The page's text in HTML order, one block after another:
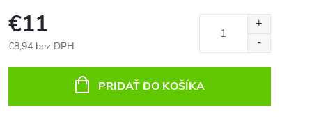
€11
€8,94 bez DPH
PRIDAŤ DO KOŠÍKA